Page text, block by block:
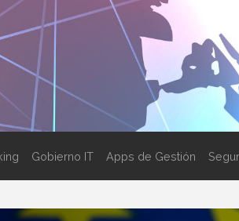
Gobierno IT Apps de Gestión